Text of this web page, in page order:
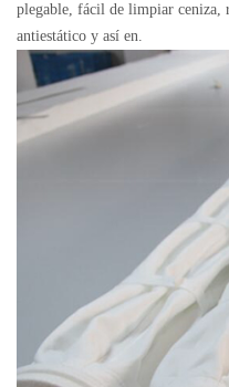
plegable, fácil de limpiar ceniza,
antiestático y así en.